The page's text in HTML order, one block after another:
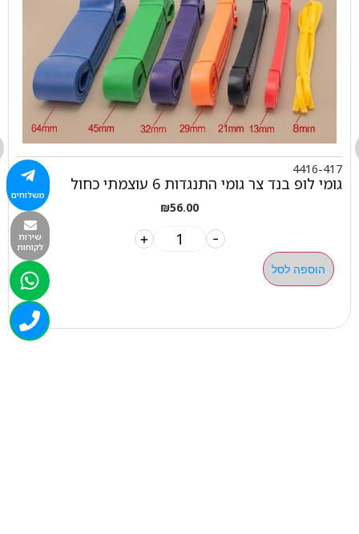
4416-417
גומי לופ בנד צר גומי התנגדות 6 עוצמתי כחול
₪56.00
-
+
הוספה לסל
משלוחים
שירות
לקוחות